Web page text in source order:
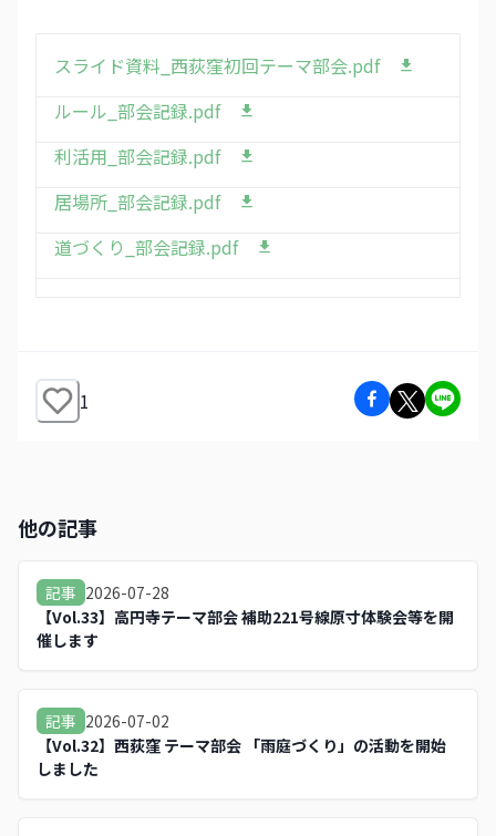
スライド資料_西荻窪初回テーマ部会.pdf
ルール_部会記録.pdf
利活用_部会記録.pdf
居場所_部会記録.pdf
道づくり_部会記録.pdf
1
他の記事
記事 2026-07-28
【Vol.33】高円寺テーマ部会 補助221号線原寸体験会等を開
催します
記事 2026-07-02
【Vol.32】西荻窪 テーマ部会 「雨庭づくり」の活動を開始
しました